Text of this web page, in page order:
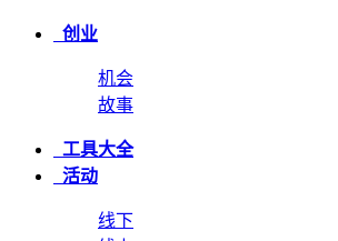
创业
机会
故事
工具大全
活动
线下